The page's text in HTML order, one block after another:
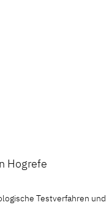
Hogrefe
Testverfahren und